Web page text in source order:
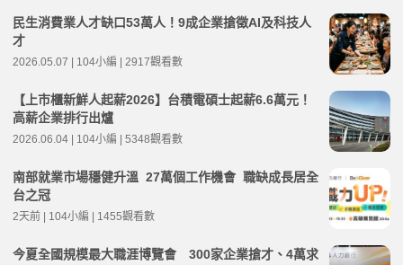
民生消費業人才缺口53萬人！9成企業搶徵AI及科技人
才
2026.05.07 | 104小編 | 2917觀看數
【上市櫃新鮮人起薪2026】台積電碩士起薪6.6萬元！
高薪企業排行出爐
2026.06.04 | 104小編 | 5348觀看數
南部就業市場穩健升溫 27萬個工作機會 職缺成長居全
台之冠
2天前 | 104小編 | 1455觀看數
今夏全國規模最大職涯博覽會 300家企業搶才、4萬求